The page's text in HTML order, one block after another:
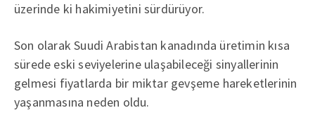
üzerinde ki hakimiyetini sürdürüyor.
Son olarak Suudi Arabistan kanadında üretimin kısa
sürede eski seviyelerine ulaşabileceği sinyallerinin
gelmesi fiyatlarda bir miktar gevşeme hareketlerinin
yaşanmasına neden oldu.